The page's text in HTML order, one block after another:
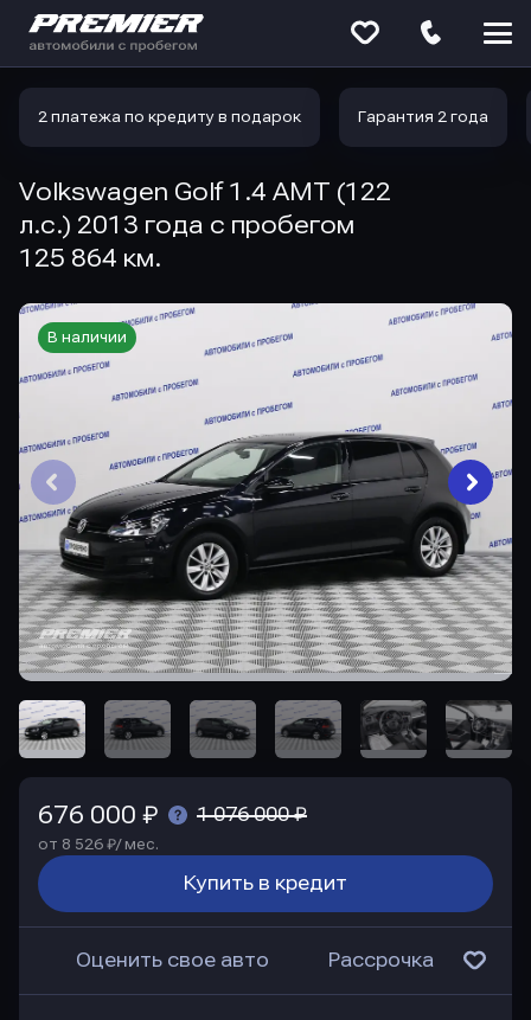
2 платежа по кредиту в подарок Гарантия 2 года
Volkswagen Golf 1.4 AMT (122
л.с.) 2013 года с пробегом
125 864 км.
В наличии
676 000 ₽ 1 076 000 ₽
от 8 526 ₽/ мес.
Купить в кредит
Оценить свое авто Рассрочка